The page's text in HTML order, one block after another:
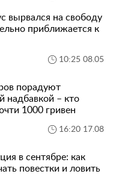
вырвался на свободу
приближается к
10:25 08.05
порадуют
надбавкой – кто
1000 гривен
16:20 17.08
в сентябре: как
повестки и ловить